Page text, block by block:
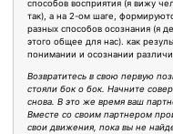
способов восприятия (я вижу
так), а на 2-ом шаге,
разных способов осознания (я
этого общее для нас). как
понимании и осознании
Возвратитесь в свою первую
стояли бок о бок. Начните
снова. В это же время ваш
Вместе со своим партнером
свои движения, пока вы не